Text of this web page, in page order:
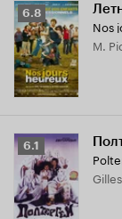
Рейтинг
Кинопоиска
6.8
6.8
Nos
Рейтинг
Кинопоиска
6.1
6.1